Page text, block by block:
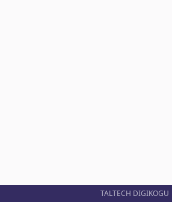
TALTECH DIGIKOGU